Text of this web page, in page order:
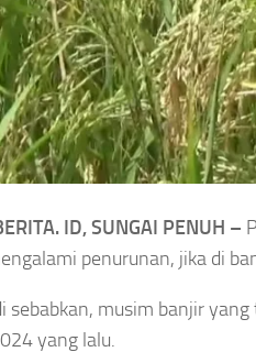
ID, SUNGAI PENUH –
penurunan, jika di
sebabkan, musim banjir
yang lalu.
Headline
Olahraga
Belum
Bisa Jadi Ini
Kapal